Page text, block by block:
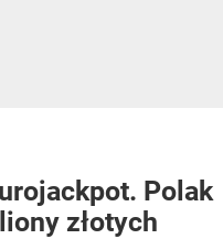
Polak
złotych